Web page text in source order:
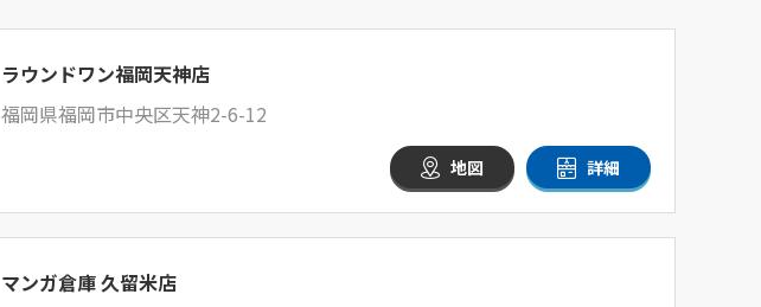
ラウンドワン福岡天神店
福岡県福岡市中央区天神2-6-12
地図 詳細
マンガ倉庫 久留米店